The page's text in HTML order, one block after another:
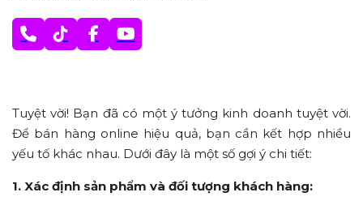
Tuyệt vời! Bạn đã có một ý tưởng kinh doanh tuyệt vời.
Để bán hàng online hiệu quả, bạn cần kết hợp nhiều
yếu tố khác nhau. Dưới đây là một số gợi ý chi tiết:
1. Xác định sản phẩm và đối tượng khách hàng: